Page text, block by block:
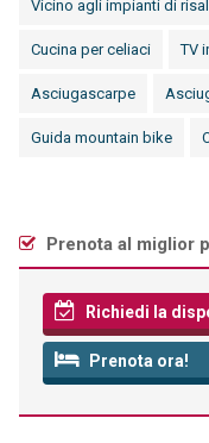
Vicino agli impianti di
Cucina per celiaci TV
Asciugascarpe
Guida mountain bike
Prenota al miglior
Richiedi la
Prenota ora!